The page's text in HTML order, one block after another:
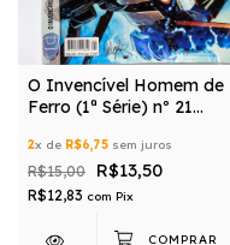
O Invencível Homem de
Ferro (1ª Série) nº 21
2x de R$6,75 sem juros
R$15,00 R$13,50
R$12,83 com Pix